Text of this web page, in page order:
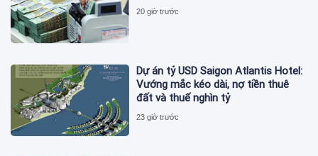
20 giờ trước
Dự án tỷ USD Saigon Atlantis Hotel:
Vướng mắc kéo dài, nợ tiền thuê
đất và thuế nghìn tỷ
23 giờ trước